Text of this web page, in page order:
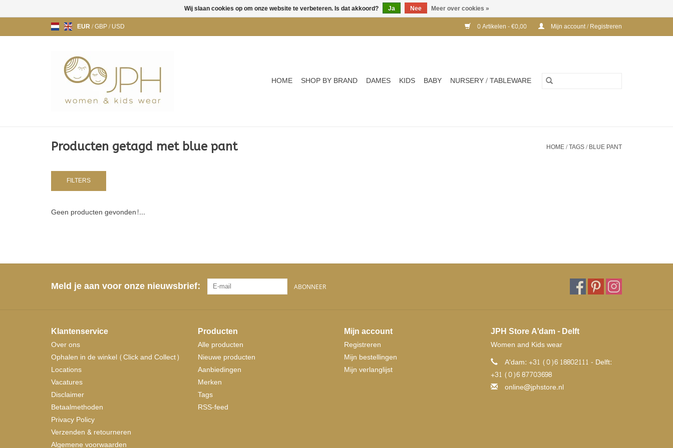
EUR/GBP/USD 0 Artikelen - €0,00 Mijn account / Registreren
HOME SHOP BY BRAND DAMES KIDS BABY NURSERY / TABLEWARE
Producten getagd met blue pant HOME/TAGS/BLUE PANT
FILTERS
Geen producten gevonden!...
Meld je aan voor onze nieuwsbrief: ABONNEER
Klantenservice
Over ons
Ophalen in de winkel (Click and Collect)
Locations
Vacatures
Disclaimer
Betaalmethoden
Privacy Policy
Verzenden & retourneren
Algemene voorwaarden
Producten
Alle producten
Nieuwe producten
Aanbiedingen
Merken
Tags
RSS-feed
Mijn account
Registreren
Mijn bestellingen
Mijn verlanglijst
JPH Store A'dam - Delft
Women and Kids wear
A'dam: +31 (0)6 18802111 - Delft:
+31 (0)6 87703698
online@jphstore.nl
Wij slaan cookies op om onze website te verbeteren. Is dat akkoord? Ja Nee Meer over cookies »